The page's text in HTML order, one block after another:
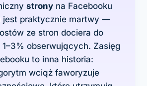
strony na Facebooku
jest praktycznie martwy —
ze stron dociera do
obserwujących. Zasięg
to inna historia:
wciąż faworyzuje